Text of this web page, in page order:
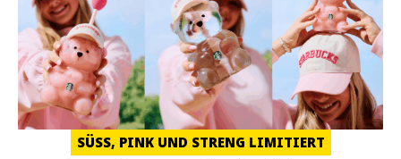
SÜSS, PINK UND STRENG LIMITIERT